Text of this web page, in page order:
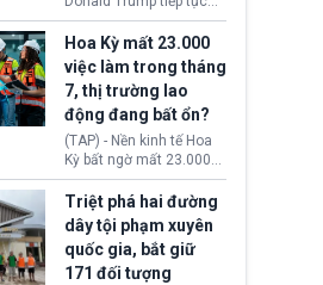
Cục Điều tra Liên bang
(FBI), Cơ quan Tình báo
Trung ương (CIA) và Bộ
Ngoại giao (DOS).
cho rằng, hồ phản chiếu
trước Đài tưởng niệm
Lincoln bị phá hoại. Lãnh
đạo Nhà Trắng yêu cầu
Bộ Tư pháp (DOJ) xem
xét lại quyết định hủy
truy tố những cá nhân bị
nghi ngờ làm hư hại
công trình.
Hoa Kỳ mất 23.000
việc làm trong tháng
7, thị trường lao
động đang bất ổn?
(TAP) - Nền kinh tế Hoa
Kỳ bất ngờ mất 23.000
việc làm vào tháng 7,
cho thấy thị trường lao
động có dấu hiệu suy
yếu sau thời gian duy trì
tương đối ổn định suốt
nửa năm 2026.
Triệt phá hai đường
dây tội phạm xuyên
quốc gia, bắt giữ
171 đối tượng